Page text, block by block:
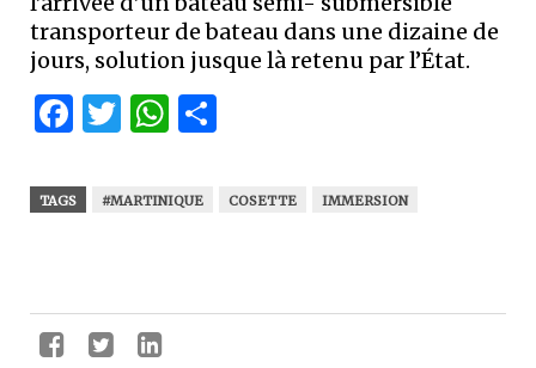
transporteur de bateau dans une dizaine de
jours, solution jusque là retenu par l’État.
Facebook
Twitter
WhatsApp
TAGS #MARTINIQUE COSETTE IMMERSION